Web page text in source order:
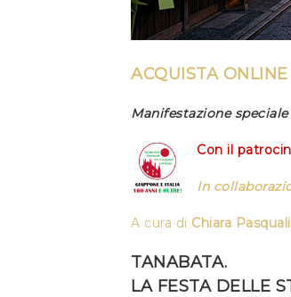
ACQUISTA ONLINE
Manifestazione speciale
Con il
In
A cura di Chiara
TANABATA.
LA FESTA DELLE